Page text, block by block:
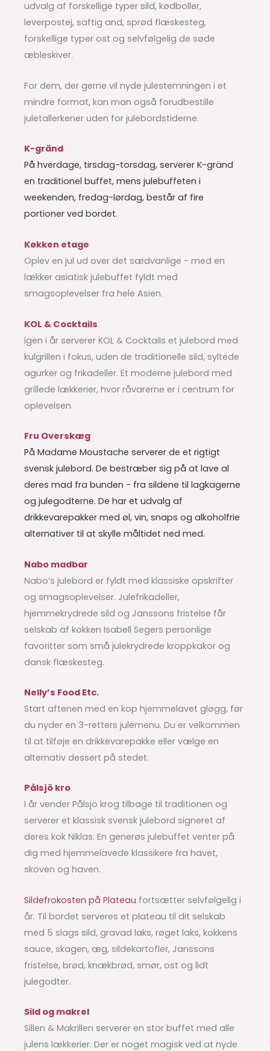
udvalg af forskellige typer sild, kødboller,
leverpostej, saftig and, sprød flæskesteg,
forskellige typer ost og selvfølgelig de søde
æbleskiver.
For dem, der gerne vil nyde julestemningen i et
mindre format, kan man også forudbestille
juletallerkener uden for julebordstiderne.
K-gränd
På hverdage, tirsdag-torsdag, serverer K-gränd
en traditionel buffet, mens julebuffeten i
weekenden, fredag-lørdag, består af fire
portioner ved bordet.
Køkken etage
Oplev en jul ud over det sædvanlige - med en
lækker asiatisk julebuffet fyldt med
smagsoplevelser fra hele Asien.
KOL & Cocktails
Igen i år serverer KOL & Cocktails et julebord med
kulgrillen i fokus, uden de traditionelle sild, syltede
agurker og frikadeller. Et moderne julebord med
grillede lækkerier, hvor råvarerne er i centrum for
oplevelsen.
Fru Overskæg
På Madame Moustache serverer de et rigtigt
svensk julebord. De bestræber sig på at lave al
deres mad fra bunden - fra sildene til lagkagerne
og julegodterne. De har et udvalg af
drikkevarepakker med øl, vin, snaps og alkoholfrie
alternativer til at skylle måltidet ned med.
Nabo madbar
Nabo’s julebord er fyldt med klassiske opskrifter
og smagsoplevelser. Julefrikadeller,
hjemmekrydrede sild og Janssons fristelse får
selskab af kokken Isabell Segers personlige
favoritter som små julekrydrede kroppkakor og
dansk flæskesteg.
Nelly’s Food Etc.
Start aftenen med en kop hjemmelavet gløgg, før
du nyder en 3-retters julemenu. Du er velkommen
til at tilføje en drikkevarepakke eller vælge en
alternativ dessert på stedet.
Pålsjö kro
I år vender Pålsjö krog tilbage til traditionen og
serverer et klassisk svensk julebord signeret af
deres kok Niklas. En generøs julebuffet venter på
dig med hjemmelavede klassikere fra havet,
skoven og haven.
Sildefrokosten på Plateau fortsætter selvfølgelig i
år. Til bordet serveres et plateau til dit selskab
med 5 slags sild, gravad laks, røget laks, kokkens
sauce, skagen, æg, sildekartofler, Janssons
fristelse, brød, knækbrød, smør, ost og lidt
julegodter.
Sild og makrel
Sillen & Makrillen serverer en stor buffet med alle
julens lækkerier. Der er noget magisk ved at nyde